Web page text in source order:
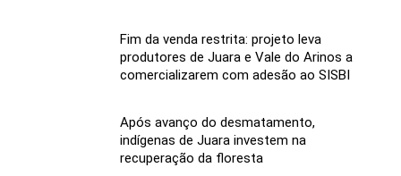
Fim da venda restrita: projeto leva
produtores de Juara e Vale do Arinos a
comercializarem com adesão ao SISBI
Após avanço do desmatamento,
indígenas de Juara investem na
recuperação da floresta